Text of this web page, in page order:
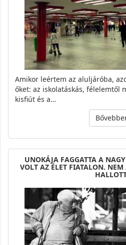
Amikor leértem az aluljáróba,
őket: az iskolatáskás, félelemtől
kisfiút és a…
UNOKÁJA FAGGATTA A
VOLT AZ ÉLET FIATALON.